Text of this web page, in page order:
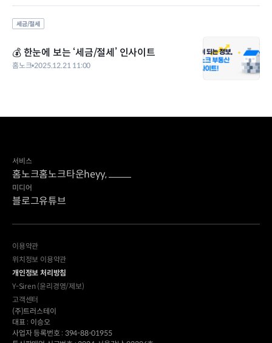
세금/절세
💰 한눈에 보는 ‘세금/절세’ 인사이트
홈노크 2025.12.21 11:00
서비스
홈노크홈노크타운heyy,
미디어
블로그유튜브
이용약관
위치정보 이용약관
개인정보 처리방침
Y-Siren (윤리경영/제보)
고객센터
(주)트러스테이
대표 : 이승오
사업자 등록번호 : 394-88-01955